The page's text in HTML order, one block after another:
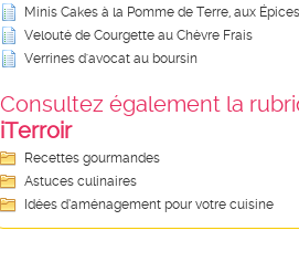
Minis Cakes à la Pomme de Terre, aux
Velouté de Courgette au Chèvre Frais
Verrines d'avocat au boursin
Consultez également la
iTerroir
Recettes gourmandes
Astuces culinaires
Idées d’aménagement pour votre cuisine